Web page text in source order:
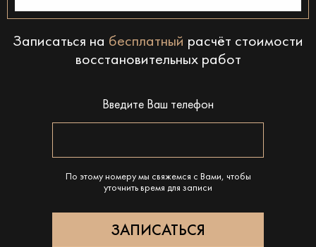
Записаться на бесплатный расчёт стоимости
восстановительных работ
Введите Ваш телефон
По этому номеру мы свяжемся с Вами, чтобы
уточнить время для записи